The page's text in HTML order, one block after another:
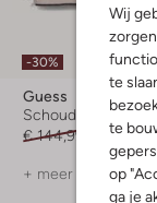
Wij
te
te
op
ga je
-30%
Guess
Schoudertas
€ 144,99
€ 100,99
+ meer kleuren